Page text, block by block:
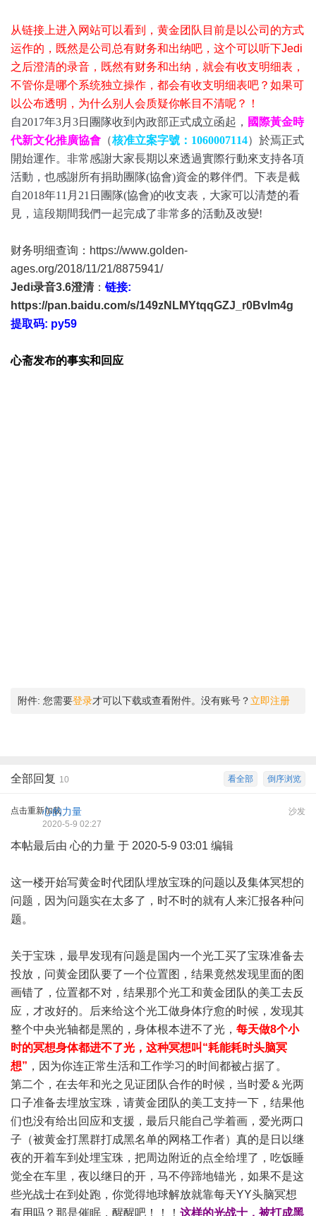
从链接上进入网站可以看到，黄金团队目前是以公司的方式
运作的，既然是公司总有财务和出纳吧，这个可以听下Jedi
之后澄清的录音，既然有财务和出纳，就会有收支明细表，
不管你是哪个系统独立操作，都会有收支明细表吧？如果可
以公布透明，为什么别人会质疑你帐目不清呢？！
自2017年3月3日團隊收到內政部正式成立函起， 國際黃金時
代新文化推廣協會 （核准立案字號：1060007114）於焉正式
開始運作。非常感謝大家長期以來透過實際行動來支持各項
活動，也感謝所有捐助團隊(協會)資金的夥伴們。 下表是截
自2018年11月21日團隊(協會)的收支表，大家可以清楚的看
見，這段期間我們一起完成了非常多的活動及改變!
财务明细查询： https://www.golden-
ages.org/2018/11/21/8875941/
Jedi录音3.6澄清： 链接:
https://pan.baidu.com/s/149zNLMYtqqGZJ_r0BvIm4g
提取码: py59
心斋发布的事实和回应
附件: 您需要登录才可以下载或查看附件。没有账号？ 立即注册
倒序浏览
看全部
全部回复 10
点击重新加载 沙发
心的力量
2020-5-9 02:27
本帖最后由 心的力量 于 2020-5-9 03:01 编辑
这一楼开始写黄金时代团队埋放宝珠的问题以及集体冥想的
问题，因为问题实在太多了，时不时的就有人来汇报各种问
题。
关于宝珠，最早发现有问题是国内一个光工买了宝珠准备去
投放，问黄金团队要了一个位置图，结果竟然发现里面的图
画错了，位置都不对，结果那个光工和黄金团队的美工去反
应，才改好的。后来给这个光工做身体疗愈的时候，发现其
整个中央光轴都是黑的，身体根本进不了光， 每天做8个小
时的冥想身体都进不了光，这种冥想叫“耗能耗时头脑冥
想” ，因为你连正常生活和工作学习的时间都被占据了。
第二个，在去年和光之见证团队合作的时候，当时爱＆光两
口子准备去埋放宝珠，请黄金团队的美工支持一下，结果他
们也没有给出回应和支援，最后只能自己学着画，爱光两口
子（被黄金打黑群打成黑名单的网格工作者）真的是日以继
夜的开着车到处埋宝珠，把周边附近的点全给埋了，吃饭睡
觉全在车里，夜以继日的开，马不停蹄地锚光，如果不是这
些光战士在到处跑，你觉得地球解放就靠每天YY头脑冥想
有用吗？那是催眠，醒醒吧！！！ 这样的光战士，被打成黑